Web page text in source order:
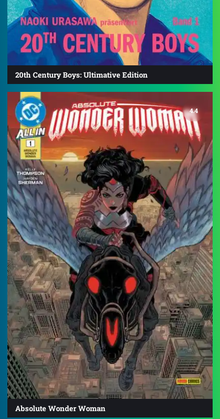
20th Century Boys: Ultimative Edition
4.4
Absolute Wonder Woman